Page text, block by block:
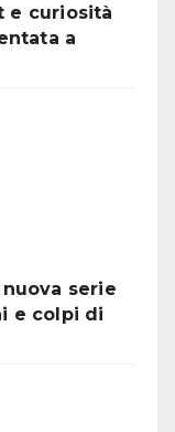
e curiosità
a
serie
e colpi di